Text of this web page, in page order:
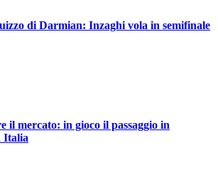
di Darmian: Inzaghi vola in semifinale
il mercato: in gioco il passaggio in
Italia